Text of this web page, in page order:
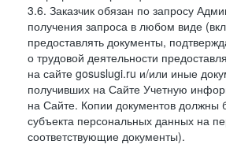
3.6. Заказчик обязан по запросу
получения запроса в любом виде
предоставлять документы,
о трудовой деятельности
на сайте gosuslugi.ru и/или иные
получивших на Сайте Учетную
на Сайте. Копии документов должны
субъекта персональных данных на
соответствующие документы).